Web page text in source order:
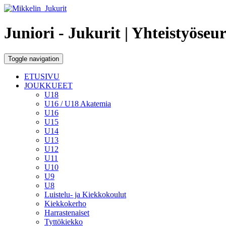
Juniori - Jukurit |
Toggle navigation
ETUSIVU
JOUKKUEET
U18
U16 / U18 Akatemia
U16
U15
U14
U13
U12
U11
U10
U9
U8
Luistelu- ja Kiekkokoulut
Kiekkokerho
Harrastenaiset
Tyttökiekko